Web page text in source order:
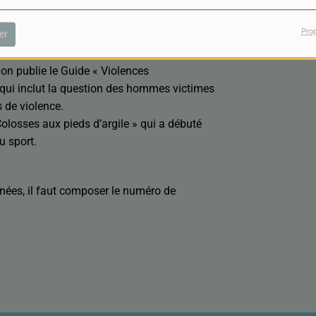
les missions de ce Groupe, ses objectifs
publie le Guide « Violences
inclut la question des hommes victimes
de violence.
aux pieds d’argile » qui a débuté
sport.
il faut composer le numéro de